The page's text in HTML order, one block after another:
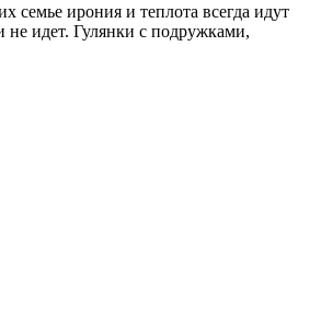
семье ирония и теплота всегда идут
не идет. Гулянки с подружками,